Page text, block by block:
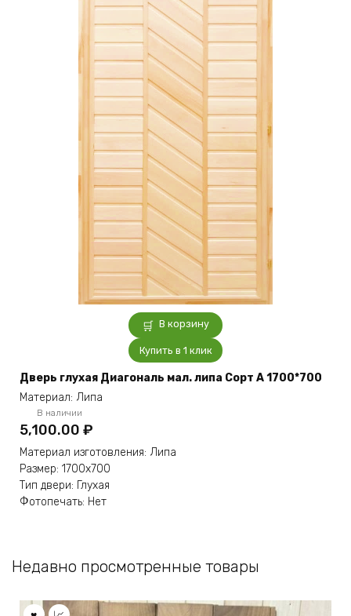
В корзину
Купить в 1 клик
Дверь глухая Диагональ мал. липа Сорт А 1700*700
Материал: Липа
В наличии
5,100.00 ₽
Материал изготовления: Липа
Размер: 1700х700
Тип двери: Глухая
Фотопечать: Нет
Недавно просмотренные товары